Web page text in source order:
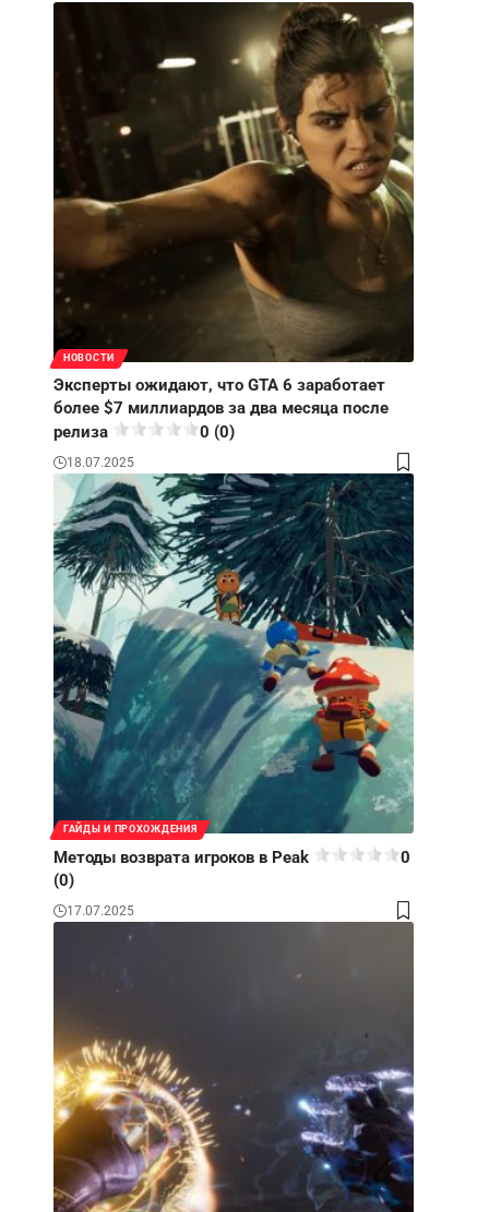
НОВОСТИ
Эксперты ожидают, что GTA 6 заработает
более $7 миллиардов за два месяца после
релиза
0 (0)
18.07.2025
ГАЙДЫ И ПРОХОЖДЕНИЯ
Методы возврата игроков в Peak
0
(0)
17.07.2025